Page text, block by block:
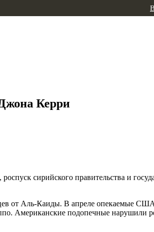
Керри
сирийского правительства и
от Аль-Каиды. В апреле опекаемые
Американские подопечные нарушили